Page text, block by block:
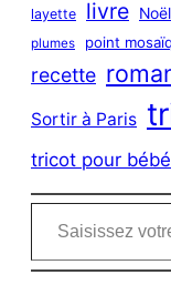
layette livre Noël
plumes point
recette
Sortir à Paris
tricot pour bébé
Saisissez votre adresse e-mail…